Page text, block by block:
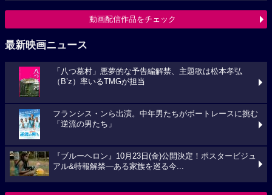
動画配信作品をチェック
最新映画ニュース
「八つ墓村」悪夢的な予告編解禁、主題歌は松本孝弘
（B’z）率いるTMGが担当
フランシス・ンら出演。中年男たちがボートレースに挑む
「逆流の男たち」
『ブルーヘロン』10月23日(金)公開決定！ポスタービジュ
アル&特報解禁―ある家族を巡る今...